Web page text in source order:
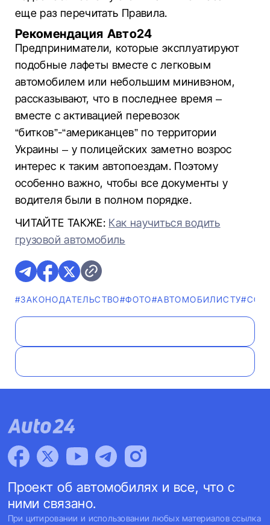
еще раз перечитать Правила.
Рекомендация Авто24
Предприниматели, которые эксплуатируют
подобные лафеты вместе с легковым
автомобилем или небольшим минивэном,
рассказывают, что в последнее время –
вместе с активацией перевозок
“битков”-“американцев” по территории
Украины – у полицейских заметно возрос
интерес к таким автопоездам. Поэтому
особенно важно, чтобы все документы у
водителя были в полном порядке.
ЧИТАЙТЕ ТАКЖЕ: Как научиться водить
грузовой автомобиль
#ЗАКОНОДАТЕЛЬСТВО#ФОТО#АВТОМОБИЛИСТУ
Проект об автомобилях и все, что с
ними связано.
При цитировании и использовании любых материалов ссылка